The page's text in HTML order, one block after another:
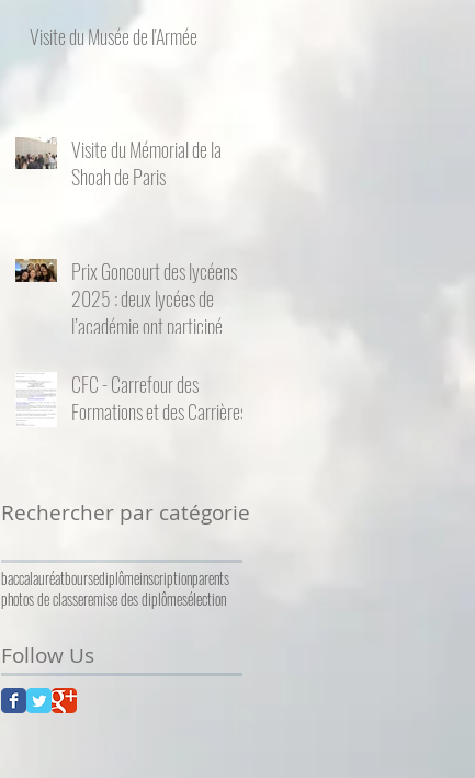
Visite du Musée de l'Armée
Visite du Mémorial de la
Shoah de Paris
Prix Goncourt des lycéens
2025 : deux lycées de
l’académie ont participé
CFC - Carrefour des
Formations et des Carrières
Rechercher par catégorie
baccalauréatboursediplômeinscriptionparents
photos de classeremise des diplômesélection
Follow Us